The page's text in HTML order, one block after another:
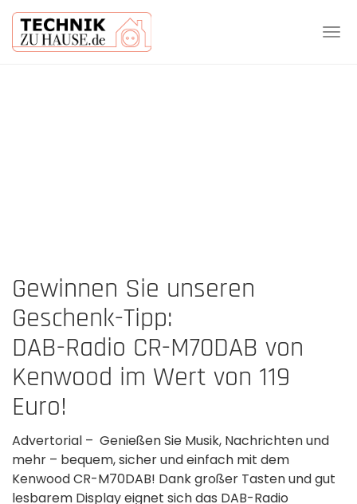
Gewinnen Sie unseren
Geschenk-Tipp:
DAB-Radio CR-M70DAB von
Kenwood im Wert von 119
Euro!
Advertorial – Genießen Sie Musik, Nachrichten und
mehr – bequem, sicher und einfach mit dem
Kenwood CR-M70DAB! Dank großer Tasten und gut
lesbarem Display eignet sich das DAB-Radio